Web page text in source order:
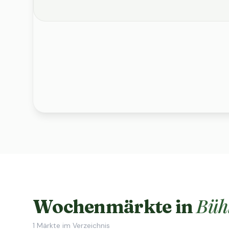
Wochenmärkte in
1 Märkte im Verzeichnis